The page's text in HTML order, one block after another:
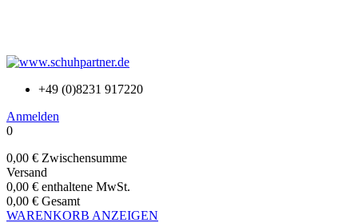
+49 (0)8231 917220
Anmelden
0
0,00 € Zwischensumme
Versand
0,00 € enthaltene MwSt.
0,00 € Gesamt
WARENKORB ANZEIGEN